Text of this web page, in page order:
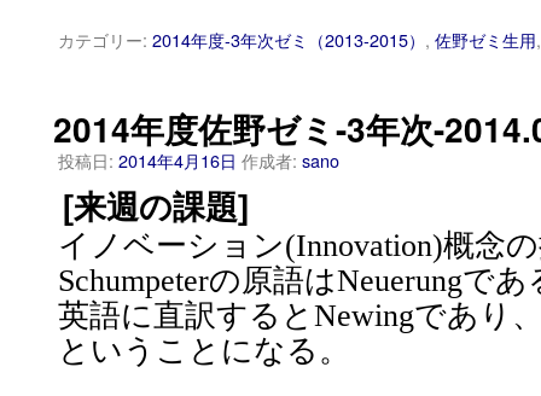
カテゴリー: 2014年度-3年次ゼミ（2013-2015） , 佐野ゼミ生用
2014年度佐野ゼミ-3年次-
投稿日: 2014年4月16日 作成者: sano
[来週の課題]
イノベーション(Innovation)概念
Schumpeterの原語はNeuerungであ
英語に直訳するとNewingであり
ということになる。